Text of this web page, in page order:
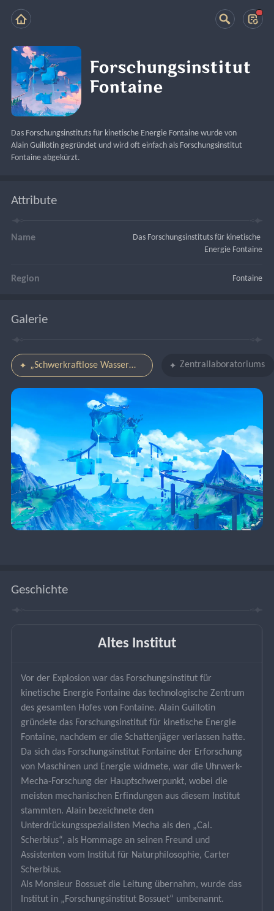
Forschungsinstitut
Fontaine
Das Forschungsinstituts für kinetische Energie Fontaine wurde von
Alain Guillotin gegründet und wird oft einfach als Forschungsinstitut
Fontaine abgekürzt.
Attribute
Name
Das Forschungsinstituts für kinetische
Energie Fontaine
Region Fontaine
Galerie
„Schwerkraftlose Wassermasse“ Zentrallaboratoriums
Geschichte
Altes Institut
Vor der Explosion war das Forschungsinstitut für
kinetische Energie Fontaine das technologische Zentrum
des gesamten Hofes von Fontaine. Alain Guillotin
gründete das Forschungsinstitut für kinetische Energie
Fontaine, nachdem er die Schattenjäger verlassen hatte.
Da sich das Forschungsinstitut Fontaine der Erforschung
von Maschinen und Energie widmete, war die Uhrwerk-
Mecha-Forschung der Hauptschwerpunkt, wobei die
meisten mechanischen Erfindungen aus diesem Institut
stammten. Alain bezeichnete den
Unterdrückungsspezialisten Mecha als den „Cal.
Scherbius“, als Hommage an seinen Freund und
Assistenten vom Institut für Naturphilosophie, Carter
Scherbius.
Als Monsieur Bossuet die Leitung übernahm, wurde das
Institut in „Forschungsinstitut Bossuet“ umbenannt.